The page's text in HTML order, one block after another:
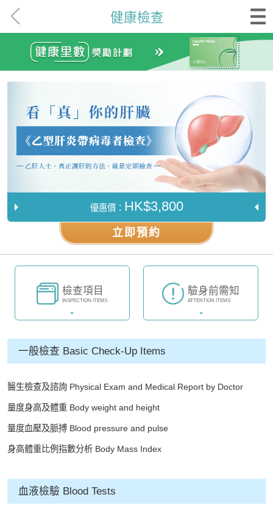
健康檢查
優惠價： HK$3,800
立即預約
檢查項目
INSPECTION ITEMS
驗身前需知
ATTENTION ITEMS
一般檢查 Basic Check-Up Items
醫生檢查及諮詢 Physical Exam and Medical Report by Doctor
量度身高及體重 Body weight and height
量度血壓及脈搏 Blood pressure and pulse
身高體重比例指數分析 Body Mass Index
血液檢驗 Blood Tests